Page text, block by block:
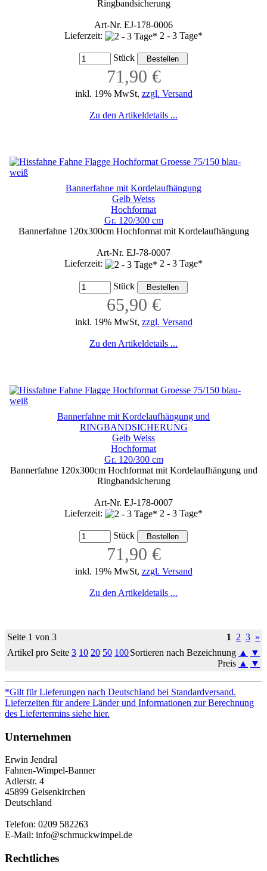
Ringbandsicherung
Art-Nr. EJ-178-0006
Lieferzeit:
2 - 3 Tage*
Stück
71,90 €
inkl. 19% MwSt, zzgl. Versand
Zu den Artikeldetails ...
Bannerfahne mit Kordelaufhängung
Gelb Weiss
Hochformat
Gr. 120/300 cm
Bannerfahne 120x300cm Hochformat mit Kordelaufhängung
Art-Nr. EJ-78-0007
Lieferzeit:
2 - 3 Tage*
Stück
65,90 €
inkl. 19% MwSt, zzgl. Versand
Zu den Artikeldetails ...
Bannerfahne mit Kordelaufhängung und
RINGBANDSICHERUNG
Gelb Weiss
Hochformat
Gr. 120/300 cm
Bannerfahne 120x300cm Hochformat mit Kordelaufhängung und
Ringbandsicherung
Art-Nr. EJ-178-0007
Lieferzeit:
2 - 3 Tage*
Stück
71,90 €
inkl. 19% MwSt, zzgl. Versand
Zu den Artikeldetails ...
Seite 1 von 3 1 2 3 »
Artikel pro Seite 3 10 20 50 100Sortieren nach Bezeichnung ▲
▼
Preis ▲ ▼
*Gilt für Lieferungen nach Deutschland bei Standardversand.
Lieferzeiten für andere Länder und Informationen zur Berechnung
des Liefertermins siehe hier.
Unternehmen
Erwin Jendral
Fahnen-Wimpel-Banner
Adlerstr. 4
45899 Gelsenkirchen
Deutschland
Telefon: 0209 582263
E-Mail: info@schmuckwimpel.de
Rechtliches